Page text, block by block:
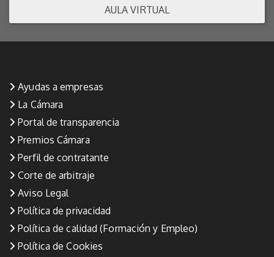
AULA VIRTUAL
Ayudas a empresas
La Cámara
Portal de transparencia
Premios Cámara
Perfil de contratante
Corte de arbitraje
Aviso Legal
Política de privacidad
Política de calidad (Formación y Empleo)
Política de Cookies